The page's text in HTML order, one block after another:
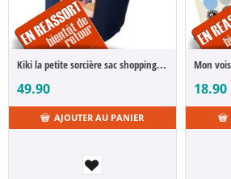
Kiki la petite sorcière sac shopping La nuit du départ
49.90
AJOUTER AU PANIER
18.90